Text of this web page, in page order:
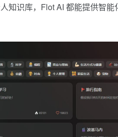
知识库，Flot AI 都能提供智